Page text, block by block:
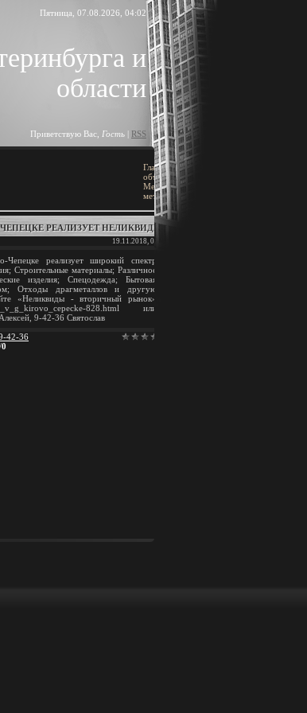
Пятница, 07.08.2026, 04:02
и
области
Приветствую Вас Гость | RSS
Главная»Доска
объявлений
Металлы»
металлопродукция
РЕАЛИЗУЕТ НЕЛИКВИДЫ
19.11.2018, 01:17
реализует широкий спектр
Строительные материалы; Различное
изделия; Спецодежда; Бытовая
Отходы драгметаллов и другую
«Неликвиды - вторичный рынок»
828.html или
9-42-36 Святослав
42-36
/0